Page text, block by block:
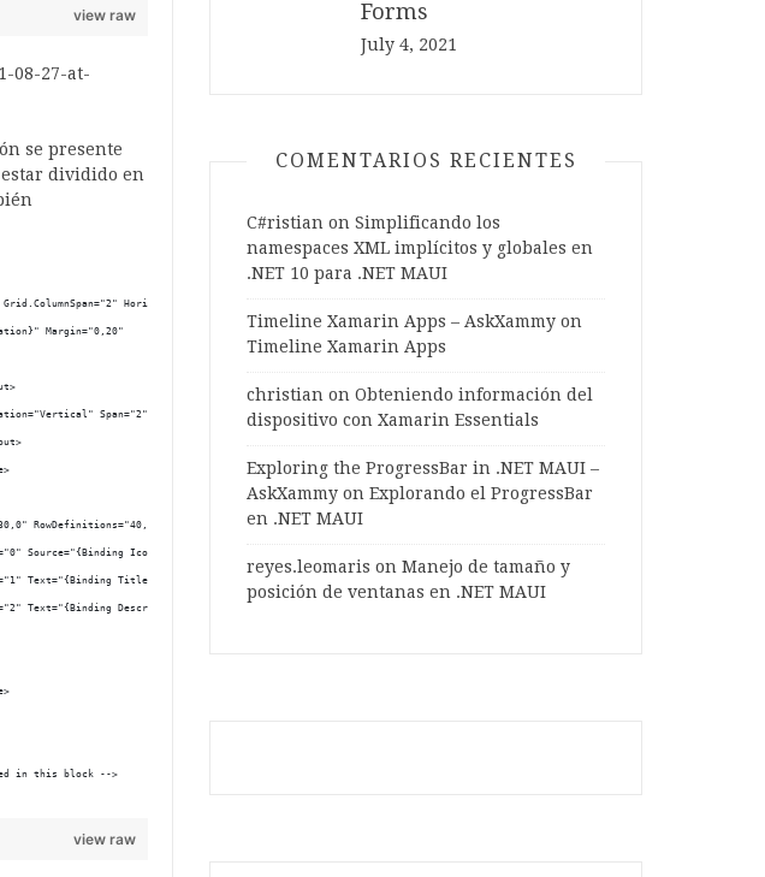
view raw
se presente
dividido en
HorizontalScrollBarVisibility="Never"
Margin="0,20"
Span="2" />
RowDefinitions="40,*,60">
Source="{Binding Icon}" Aspect="AspectFit" HorizontalOptions="Start" HeightRequest="38" WidthRequest="38"/>
Text="{Binding Title}" TextColor="#7d7e83" VerticalOptions="Start" FontSize="{OnPlatform iOS='20', Android='15'}"
Text="{Binding Description}" TextColor="#909093" FontSize="{OnPlatform iOS='20', Android='15'}"/>
in this block -->
view raw
Forms
July 4, 2021
COMENTARIOS RECIENTES
C#ristian on Simplificando los
namespaces XML implícitos y globales en
.NET 10 para .NET MAUI
Timeline Xamarin Apps – AskXammy on
Timeline Xamarin Apps
christian on Obteniendo información del
dispositivo con Xamarin Essentials
Exploring the ProgressBar in .NET MAUI –
AskXammy on Explorando el ProgressBar
en .NET MAUI
reyes.leomaris on Manejo de tamaño y
posición de ventanas en .NET MAUI